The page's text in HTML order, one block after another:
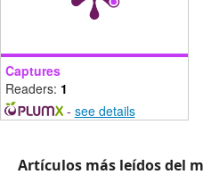
Captures
Readers: 1
- see details
Artículos más leídos del